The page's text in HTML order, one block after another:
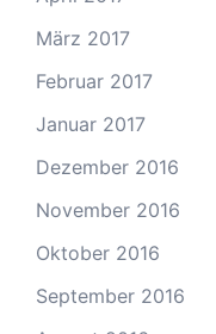
März 2017
Februar 2017
Januar 2017
Dezember 2016
November 2016
Oktober 2016
September 2016